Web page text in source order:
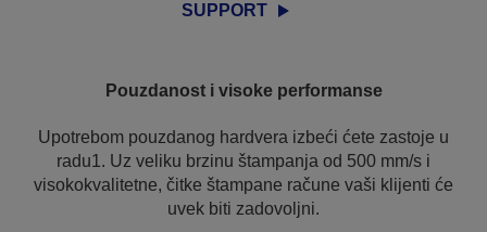
SUPPORT
Pouzdanost i visoke performanse
Upotrebom pouzdanog hardvera izbeći ćete zastoje u
radu1. Uz veliku brzinu štampanja od 500 mm/s i
visokokvalitetne, čitke štampane račune vaši klijenti će
uvek biti zadovoljni.